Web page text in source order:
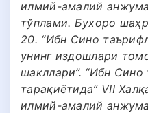
илмий-амалий
тўплами. Бухоро
20. “Ибн Сино
унинг издошлари
шакллари”. “Ибн
тарақиётида” VII
илмий-амалий